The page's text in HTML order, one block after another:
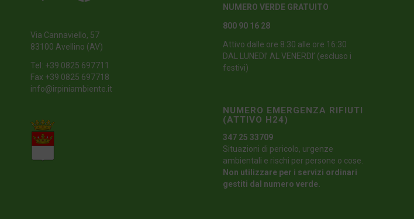
Via Cannaviello, 57
83100 Avellino (AV)
Tel: +39 0825 697711
Fax +39 0825 697718
info@irpiniambiente.it
NUMERO VERDE GRATUITO
800 90 16 28
Attivo dalle ore 8:30 alle ore 16:30
DAL LUNEDI’ AL VENERDI’ (escluso i
festivi)
NUMERO EMERGENZA RIFIUTI
(ATTIVO H24)
347 25 33709
Situazioni di pericolo, urgenze
ambientali e rischi per persone o cose.
Non utilizzare per i servizi ordinari
gestiti dal numero verde.